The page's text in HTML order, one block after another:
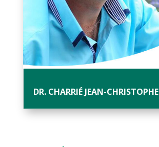
DR. CHARRIÉ JEAN-CHRISTOPHE